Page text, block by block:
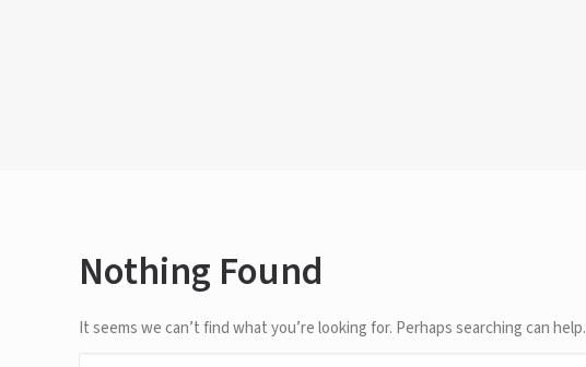
Nothing Found
It seems we can’t find what you’re looking for. Perhaps searching can help.